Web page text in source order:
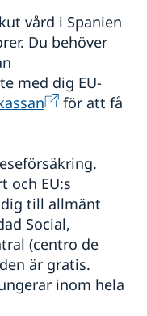
vård i Spanien
Du behöver
med dig EU-
för att få
och EU:s
till allmänt
Social,
(centro de
är gratis.
inom hela